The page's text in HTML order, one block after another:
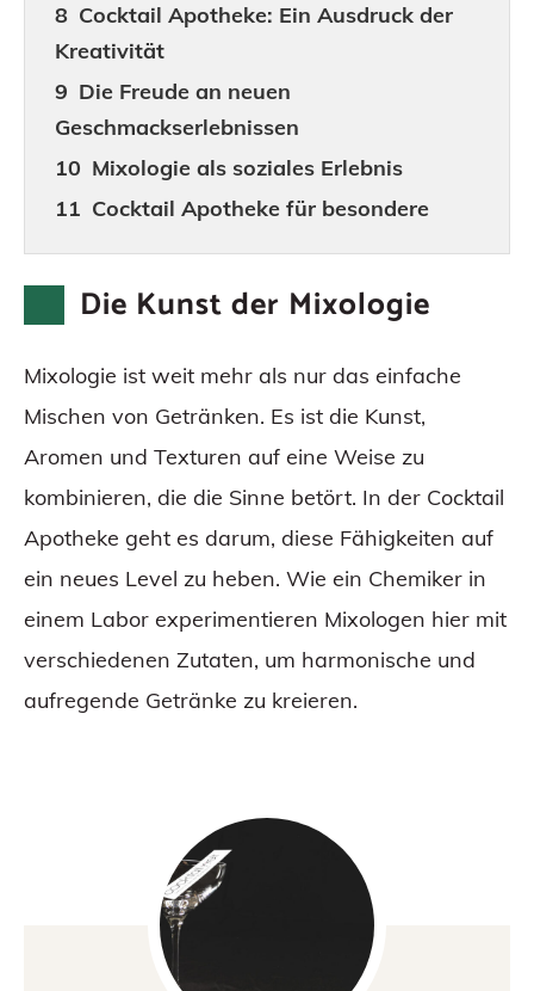
Cocktail Apotheke: Ein Ausdruck der
Kreativität
Die Freude an neuen
Geschmackserlebnissen
Mixologie als soziales Erlebnis
Cocktail Apotheke für besondere
Die Evolution der Cocktailkultur
Ethik und Nachhaltigkeit in der
Mixologie
Erkundung globaler Cocktailtrends
Häufig gestellte Fragen
Die Kunst der Mixologie
Mixologie ist weit mehr als nur das einfache
Mischen von Getränken. Es ist die Kunst,
Aromen und Texturen auf eine Weise zu
kombinieren, die die Sinne betört. In der Cocktail
Apotheke geht es darum, diese Fähigkeiten auf
ein neues Level zu heben. Wie ein Chemiker in
einem Labor experimentieren Mixologen hier mit
verschiedenen Zutaten, um harmonische und
aufregende Getränke zu kreieren.